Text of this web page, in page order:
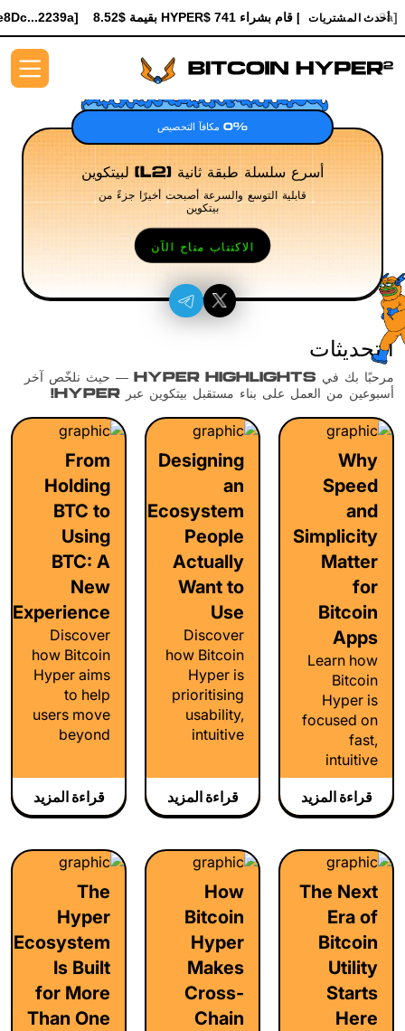
أحدث المشتريات [0xe8Dc...2239a] قام بشراء 741 $HYPER بقيمة $8.52 [0xe8Dc...2239a] قام بشراء 90.7K $HYPER بقيمة $1043.58
0% مكافآ التحصيص
أسرع سلسلة طبقة ثانية (L2) لبيتكوين
قابلية التوسع والسرعة أصبحت أخيرًا جزءً من
بيتكوين
الاكتتاب متاح الآن
التحديثات
مرحبًا بك في HYPER HIGHLIGHTS — حيث نلخّص آخر
أسبوعين من العمل على بناء مستقبل بيتكوين عبر HYPER!
Why
Speed
and
Simplicity
Matter
for
Bitcoin
Apps
Learn how
Bitcoin
Hyper is
focused on
fast,
intuitive
user
experiences
that reduce
encourage
and support
broader
blockchain
adoption.
قراءة المزيد
Designing
an
Ecosystem
People
Actually
Want to
Use
Discover
how Bitcoin
Hyper is
prioritising
usability,
intuitive
seamless
user
experiences
blockchain
technology
more
accessible
and drive
adoption.
قراءة المزيد
From
Holding
BTC to
Using
BTC: A
New
Experience
Discover
how Bitcoin
Hyper aims
to help
users move
beyond
holding
Bitcoin by
creating
tools,
applications,
and
everyday
digital
experiences.
قراءة المزيد
The Next
Era of
Bitcoin
Utility
Starts
Here
How
Bitcoin
Hyper
Makes
Cross-
Chain
The
Hyper
Ecosystem
Is Built
for More
Than One